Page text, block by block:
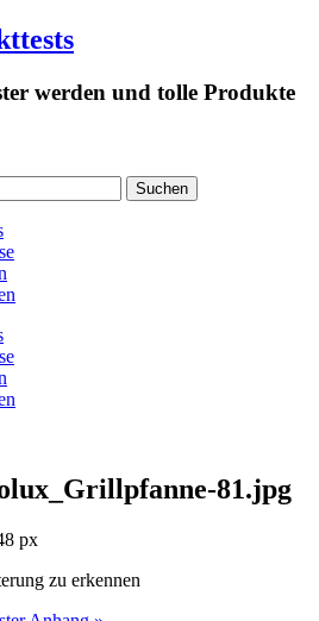
werden und tolle Produkte
81.jpg
px
zu erkennen